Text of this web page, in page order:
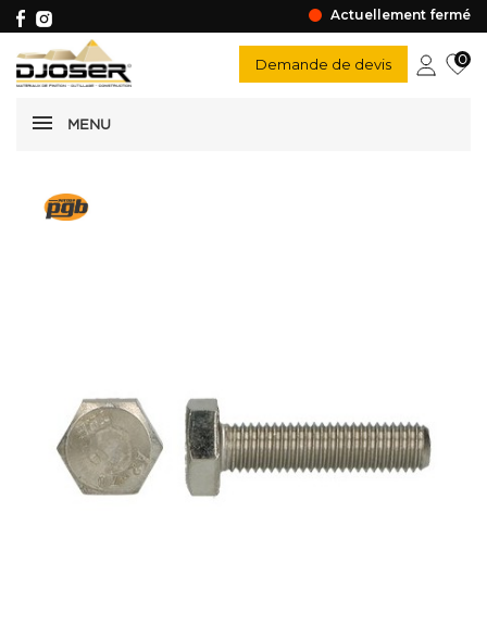
Actuellement fermé
MENU
Demande de devis 0